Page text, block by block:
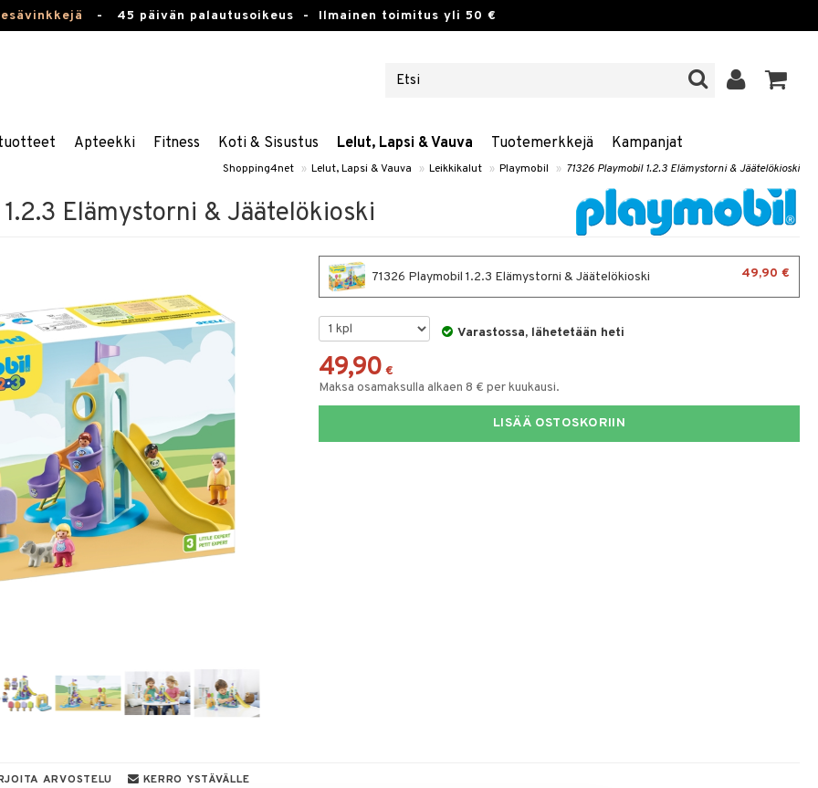
- 45 päivän palautusoikeus - Ilmainen toimitus yli 50 €
Apteekki Fitness Koti & Sisustus Lelut, Lapsi & Vauva Tuotemerkkejä Kampanjat
Shopping4net » Lelut, Lapsi & Vauva » Leikkikalut » Playmobil » 71326 Playmobil 1.2.3 Elämystorni & Jäätelökioski
Elämystorni & Jäätelökioski
71326 Playmobil 1.2.3 Elämystorni & Jäätelökioski 49,90 €
Varastossa, lähetetään heti
49,90 €
Maksa osamaksulla alkaen 8 € per kuukausi.
LISÄÄ OSTOSKORIIN
ARVOSTELU KERRO YSTÄVÄLLE